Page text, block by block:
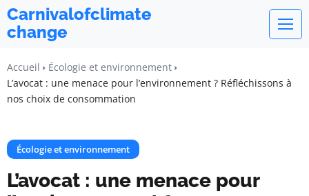
Carnivalofclimate
change
Accueil
Écologie et environnement
L’avocat : une menace pour l’environnement ? Réfléchissons à
nos choix de consommation
Écologie et environnement
L’avocat : une menace pour